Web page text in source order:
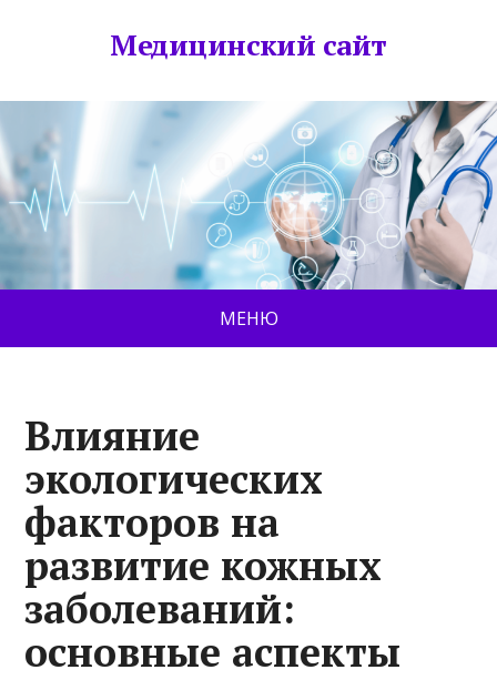
Медицинский сайт
МЕНЮ
Влияние
экологических
факторов на
развитие кожных
заболеваний:
основные аспекты